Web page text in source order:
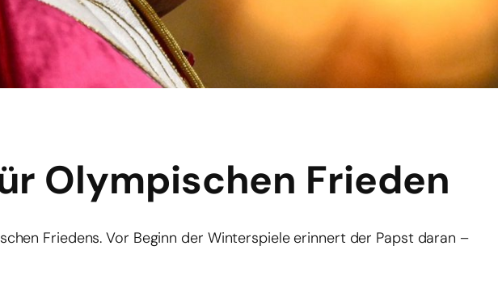
Olympischen Frieden
Friedens. Vor Beginn der Winterspiele erinnert der Papst daran –